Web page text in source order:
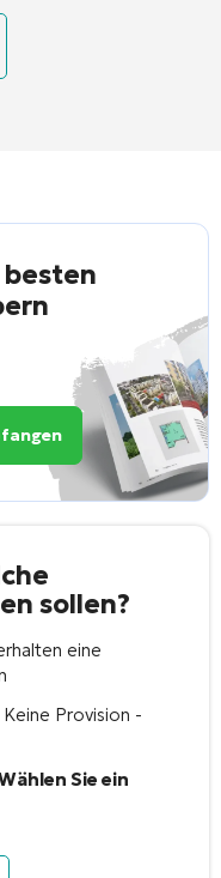
besten
sollen?
eine
Provision -
Sie ein